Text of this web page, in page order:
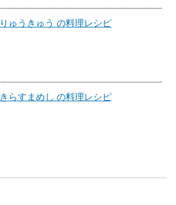
りゅうきゅう の料理レシピ
きらすまめし の料理レシピ